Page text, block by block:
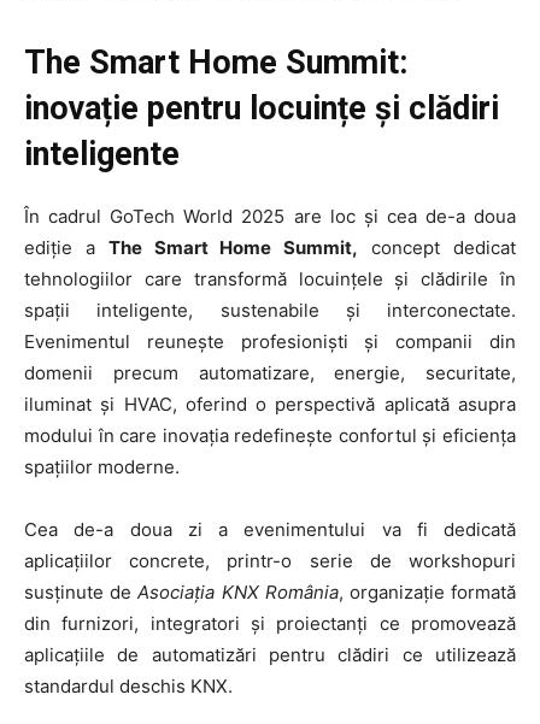
HOMEPAGE
NEWS
E-COMMERCE
The Smart Home Summit:
inovație pentru locuințe și clădiri
inteligente
În cadrul GoTech World 2025 are loc și cea de-a doua
ediție a The Smart Home Summit, concept dedicat
tehnologiilor care transformă locuințele și clădirile în
spații inteligente, sustenabile și interconectate.
Evenimentul reunește profesioniști și companii din
domenii precum automatizare, energie, securitate,
iluminat și HVAC, oferind o perspectivă aplicată asupra
modului în care inovația redefinește confortul și eficiența
spațiilor moderne.
Cea de-a doua zi a evenimentului va fi dedicată
aplicațiilor concrete, printr-o serie de workshopuri
susținute deAsociația KNX România, organizație formată
din furnizori, integratori și proiectanți ce promovează
aplicațiile de automatizări pentru clădiri ce utilizează
standardul deschis KNX.